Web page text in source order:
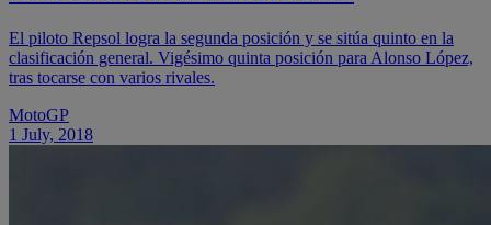
El piloto Repsol logra la segunda posición y se sitúa quinto en la
clasificación general. Vigésimo quinta posición para Alonso López,
tras tocarse con varios rivales.
MotoGP
1 July, 2018